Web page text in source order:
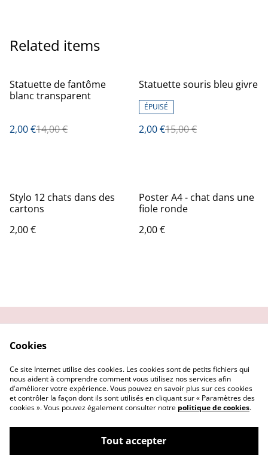
Related items
%
Statuette de fantôme
blanc transparent
2,00 €14,00 €
%
Statuette souris bleu givre
ÉPUISÉ
2,00 €15,00 €
Stylo 12 chats dans des
cartons
2,00 €
Poster A4 - chat dans une
fiole ronde
2,00 €
Confidentialité
Demander un retour
Cookies
©2026Getsu art and co
Cookies
Ce site Internet utilise des cookies. Les cookies sont de petits fichiers qui
nous aident à comprendre comment vous utilisez nos services afin
d'améliorer votre expérience. Vous pouvez en savoir plus sur ces cookies
et contrôler la façon dont ils sont utilisés en cliquant sur « Paramètres des
cookies ». Vous pouvez également consulter notre politique de cookies.
Tout accepter